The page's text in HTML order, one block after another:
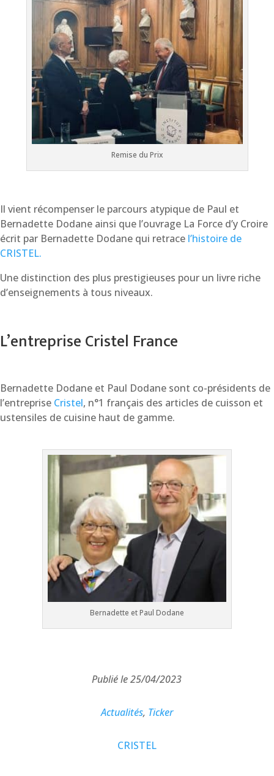
Remise du Prix
Il vient récompenser le parcours atypique de Paul et
Bernadette Dodane ainsi que l’ouvrage La Force d’y Croire
écrit par Bernadette Dodane qui retrace l’histoire de
CRISTEL.
Une distinction des plus prestigieuses pour un livre riche
d’enseignements à tous niveaux.
L’entreprise Cristel France
Bernadette Dodane et Paul Dodane sont co-présidents de
l’entreprise Cristel, n°1 français des articles de cuisson et
ustensiles de cuisine haut de gamme.
Bernadette et Paul Dodane
Publié le 25/04/2023
Actualités, Ticker
CRISTEL